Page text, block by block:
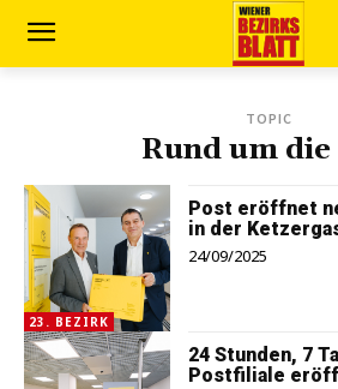
TOPIC
Rund um
23. BEZIRK
Post eröffnet
in der
24/09/2025
24 Stunden, 7
Postfiliale